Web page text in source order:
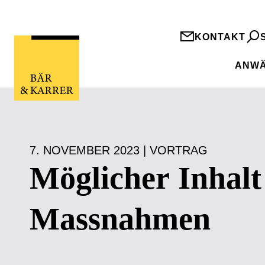
KONTAKT
7. NOVEMBER 2023 | VORTRAG
Möglicher
Massnahmen